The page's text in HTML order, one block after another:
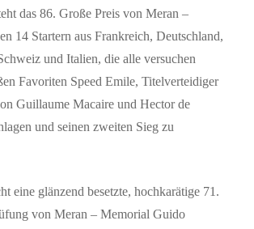
das 86. Große Preis von Meran –
14 Startern aus Frankreich, Deutschland,
und Italien, die alle versuchen
Favoriten Speed Emile, Titelverteidiger
Guillaume Macaireund Hector de
und seinen zweiten Sieg zu
eine glänzend besetzte, hochkarätige 71.
von Meran – Memorial Guido